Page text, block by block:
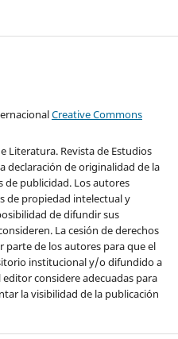
Creative Commons
Literatura. Revista de Estudios
declaración de originalidad de la
de publicidad. Los autores
de propiedad intelectual y
de difundir sus
La cesión de derechos
de los autores para que el
institucional y/o difundido a
considere adecuadas para
la visibilidad de la publicación